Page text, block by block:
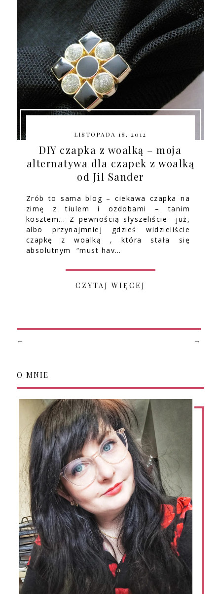
LISTOPADA 18, 2012
DIY czapka z woalką – moja
alternatywa dla czapek z woalką
od Jil Sander
Zrób to sama blog – ciekawa czapka na
zimę z tiulem i ozdobami – tanim
kosztem... Z pewnością słyszeliście już,
albo przynajmniej gdzieś widzieliście
czapkę z woalką , która stała się
absolutnym “must hav…
CZYTAJ WIĘCEJ
← →
O MNIE